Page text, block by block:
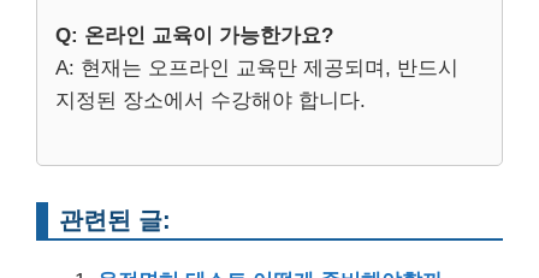
Q: 온라인 교육이 가능한가요?
A: 현재는 오프라인 교육만 제공되며, 반드시
지정된 장소에서 수강해야 합니다.
관련된 글: